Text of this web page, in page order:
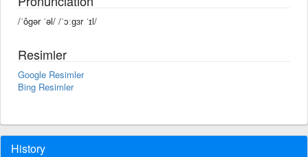
/ˈôgər ˈəl/ /ˈɔːɡɜr ˈɪl/
Resimler
Google Resimler
Bing Resimler
History